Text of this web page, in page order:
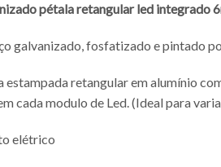
pétalaretangular led integrado
galvanizado, fosfatizado e pintado
estampada retangular em alumínio
cada modulo de Led. (Ideal para
elétrico